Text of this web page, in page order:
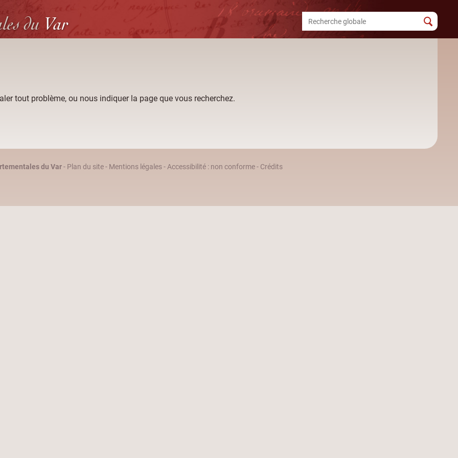
du Var
tout problème, ou nous indiquer la page que vous recherchez.
du Var- Plan du site- Mentions légales-Accessibilité : non conforme- Crédits